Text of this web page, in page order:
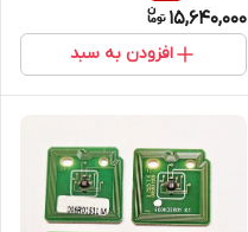
15,640,000
افزودن به سبد